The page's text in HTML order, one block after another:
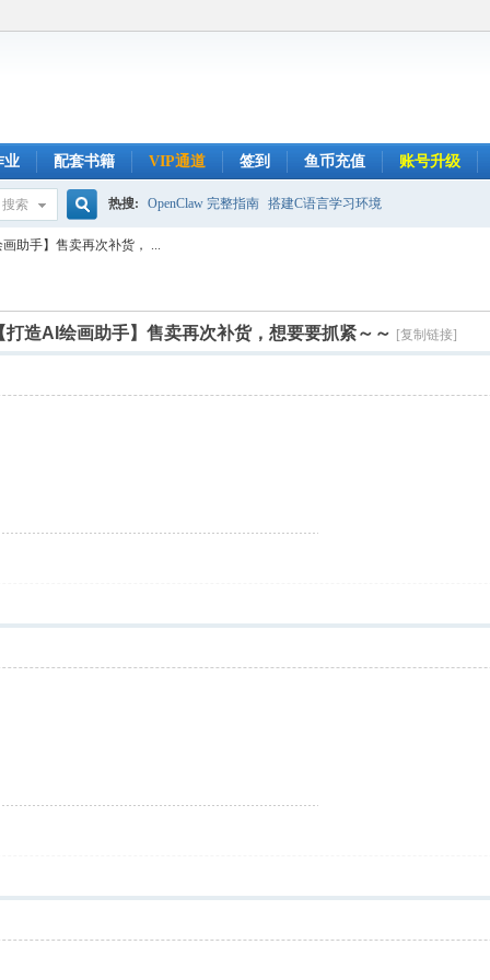
业 配套书籍 VIP通道 签到 鱼币充值 账号升级
搜索
搜
索
热搜: OpenClaw 完整指南 搭建C语言学习环境
助手】售卖再次补货， ...
造AI绘画助手】售卖再次补货，想要要抓紧～～ [复制链接]